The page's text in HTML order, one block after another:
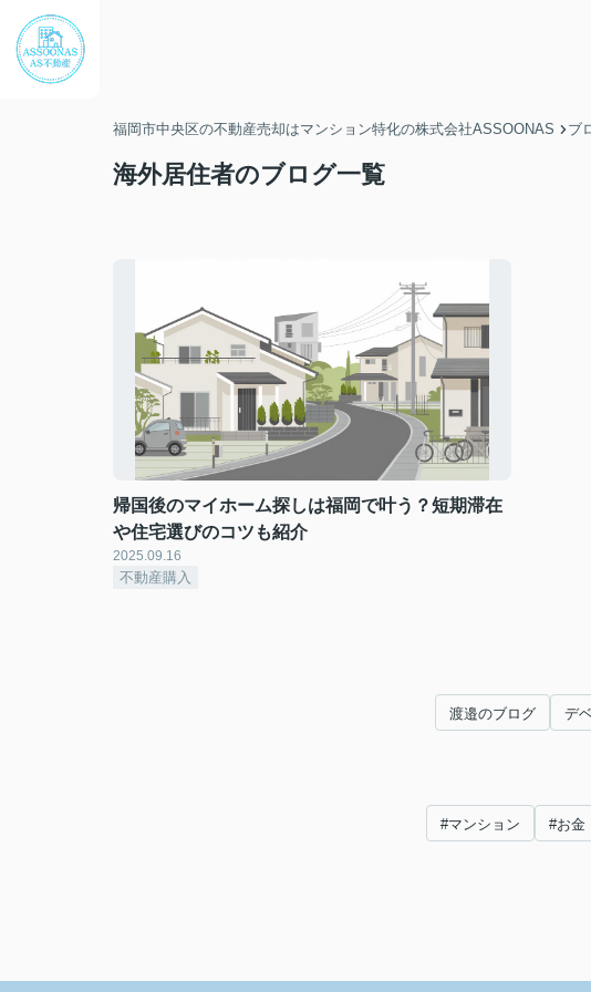
福岡市中央区の不動産売却はマンション特化の株式会社ASSOONAS ブ
海外居住者のブログ一覧
帰国後のマイホーム探しは福岡で叶う？短期滞在
や住宅選びのコツも紹介
2025.09.16
不動産購入
渡邉のブログ デ
#マンション #お金